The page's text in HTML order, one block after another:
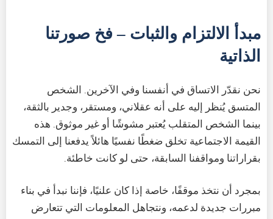
مبدأ الالتزام والثبات – فخ صورتنا
الذاتية
نحن نقدّر الاتساق في أنفسنا وفي الآخرين. الشخص
المتسق يُنظر إليه على أنه عقلاني، ومستقر، وجدير بالثقة،
بينما الشخص المتقلب يُعتبر مشوشًا أو غير موثوق. هذه
القيمة الاجتماعية تخلق ضغطًا نفسيًا هائلاً يدفعنا إلى التمسك
بقراراتنا ومواقفنا السابقة، حتى لو كانت خاطئة.
بمجرد أن نتخذ موقفًا، خاصة إذا كان علنيًا، فإننا نبدأ في بناء
مبررات جديدة لدعمه، ونتجاهل المعلومات التي تتعارض